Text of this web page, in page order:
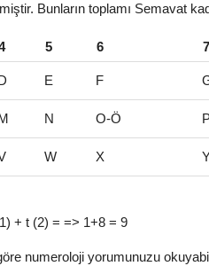
Bunların toplamı Semavat
5 6 7
E F
N O-Ö
W X
+ t (2) = => 1+8 = 9
numeroloji yorumunuzu